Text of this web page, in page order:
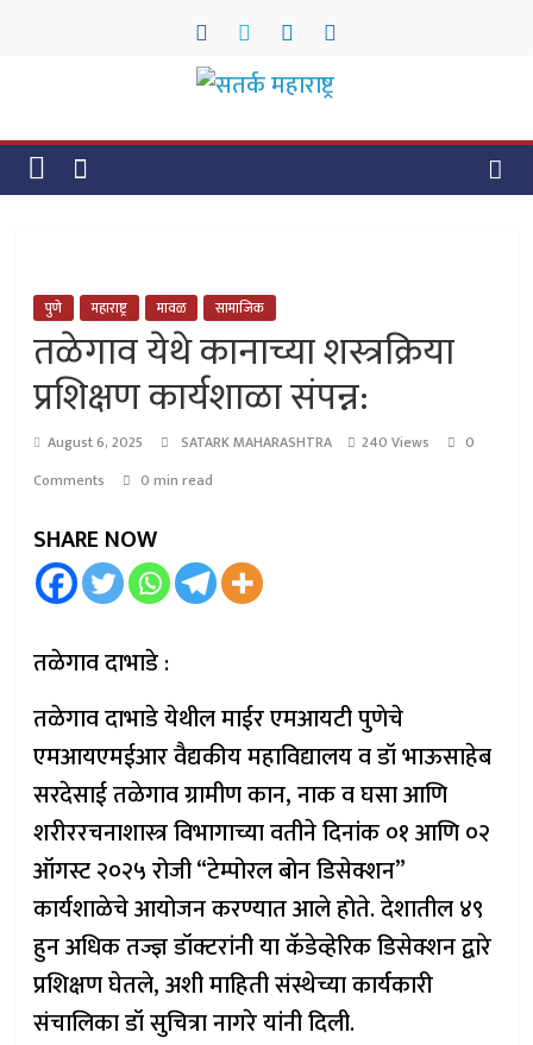
सतर्क
महाराष्ट्र
पुणे महाराष्ट्र मावळ सामाजिक
तळेगाव येथे कानाच्या शस्त्रक्रिया
प्रशिक्षण कार्यशाळा संपन्न:
August 6, 2025 SATARK MAHARASHTRA 240 Views
0
Comments
0 min read
SHARE NOW
तळेगाव दाभाडे :
तळेगाव दाभाडे येथील माईर एमआयटी पुणेचे
एमआयएमईआर वैद्यकीय महाविद्यालय व डॉ भाऊसाहेब
सरदेसाई तळेगाव ग्रामीण कान, नाक व घसा आणि
शरीररचनाशास्त्र विभागाच्या वतीने दिनांक ०१ आणि ०२
ऑगस्ट २०२५ रोजी “टेम्पोरल बोन डिसेक्शन”
कार्यशाळेचे आयोजन करण्यात आले होते. देशातील ४९
हुन अधिक तज्ज्ञ डॉक्टरांनी या कॅडेव्हेरिक डिसेक्शन द्वारे
प्रशिक्षण घेतले, अशी माहिती संस्थेच्या कार्यकारी
संचालिका डॉ सुचित्रा नागरे यांनी दिली.